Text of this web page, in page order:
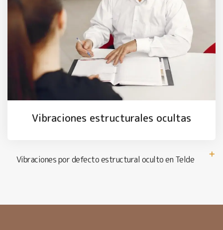
Vibraciones estructurales ocultas
Vibraciones por defecto estructural oculto en Telde